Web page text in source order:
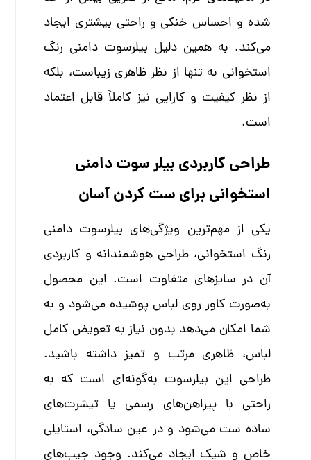
شده و احساس خنکی و راحتی بیشتری ایجاد
می‌کند. به همین دلیل بیلرسوت دامنی رنگ
استخوانی نه تنها از نظر ظاهری زیباست، بلکه
از نظر کیفیت و کارایی نیز کاملاً قابل اعتماد
است.
طراحی کاربردی بیلر سوت دامنی
استخوانی برای ست کردن آسان
یکی از مهم‌ترین ویژگی‌های بیلرسوت دامنی
رنگ استخوانی، طراحی هوشمندانه و کاربردی
آن در سایزهای متفاوت است. این محصول
به‌صورت کاور روی لباس پوشیده می‌شود و به
شما امکان می‌دهد بدون نیاز به تعویض کامل
لباس، ظاهری مرتب و تمیز داشته باشید.
طراحی این بیلرسوت به‌گونه‌ای است که به
راحتی با پیراهن‌های رسمی یا تیشرت‌های
ساده ست می‌شود و در عین سادگی، استایلی
خاص و شیک ایجاد می‌کند. وجود جیب‌های